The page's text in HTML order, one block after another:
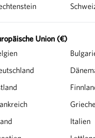
Union (€)
Italien
Blätter in dichter
kältetolerant, geeignet
aber im Winterhalbjahr
05 06 09